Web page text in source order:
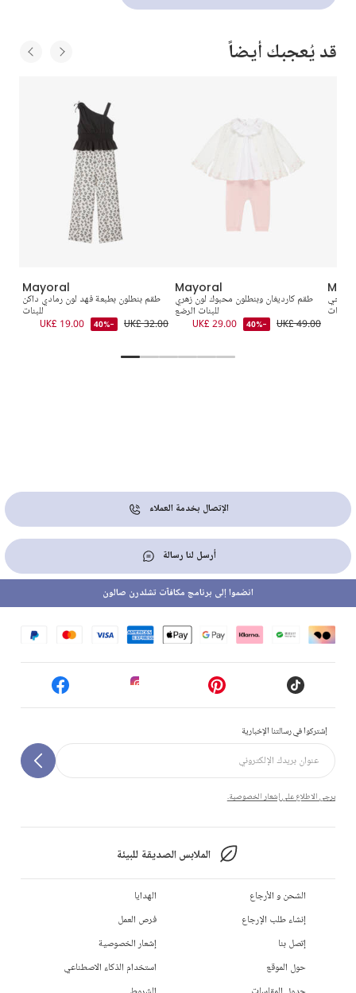
قد يُعجبك أيضاً
Mayoral
طقم بنطلون بطبعة فهد لون رمادي داكن
للبنات
UK£ 32.00
-40%
UK£ 19.00
Mayoral
طقم كارديغان وبنطلون محبوك لون زهري
للبنات الرضع
UK£ 49.00
-40%
UK£ 29.00
وعاجي
للبنات
الإتصال بخدمة العملاء
أرسل لنا رسالة
إشتركوا في رسالتنا الإخبارية
يرجى الاطلاع على إشعار الخصوصية.
الملابس الصديقة للبيئة
انضموا إلى برنامج مكافآت تشلدرن صالون
الشحن و الأرجاع
إنشاء طلب الإرجاع
إتصل بنا
حول الموقع
الهدايا
فرص العمل
إشعار الخصوصية
استخدام الذكاء الاصطناعي